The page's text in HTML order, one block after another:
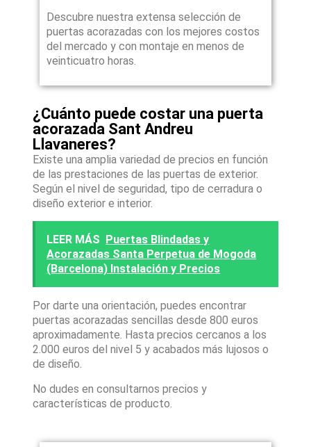
Descubre nuestra extensa selección de
puertas acorazadas con los mejores costos
del mercado y con montaje en menos de
veinticuatro horas.
¿Cuánto puede costar una puerta
acorazada Sant Andreu
Llavaneres?
Existe una amplia variedad de precios en función
de las prestaciones de las puertas de exterior.
Según el nivel de seguridad, tipo de cerradura o
diseño exterior e interior.
LEER MÁS
Puertas Blindadas y
Acorazadas Santa Perpetua de Mogoda
(Barcelona) Instalación y Precios
Por darte una orientación, puedes encontrar
puertas acorazadas sencillas desde 800 euros
aproximadamente. Hasta precios cercanos a los
2.000 euros del nivel 5 y acabados más lujosos o
de diseño.
No dudes en consultarnos precios y
características de producto.